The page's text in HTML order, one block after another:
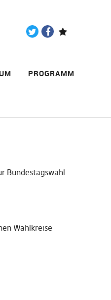
PROGRAMM
Bundestagswahl
Wahlkreise